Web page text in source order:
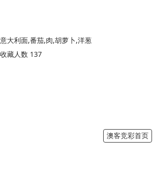
意大利面,番茄,肉,胡萝卜,洋葱
收藏人数 137
澳客竞彩首页